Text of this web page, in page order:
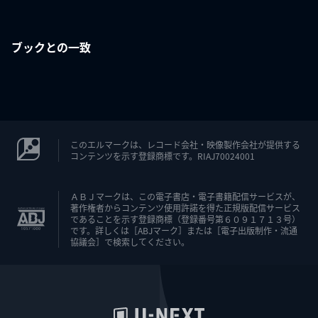
ブックとの一致
このエルマークは、レコード会社・映像製作会社が提供する
コンテンツを示す登録商標です。RIAJ70024001
ＡＢＪマークは、この電子書店・電子書籍配信サービスが、
著作権者からコンテンツ使用許諾を得た正規版配信サービス
であることを示す登録商標（登録番号第６０９１７１３号）
です。詳しくは［ABJマーク］または［電子出版制作・流通
協議会］で検索してください。